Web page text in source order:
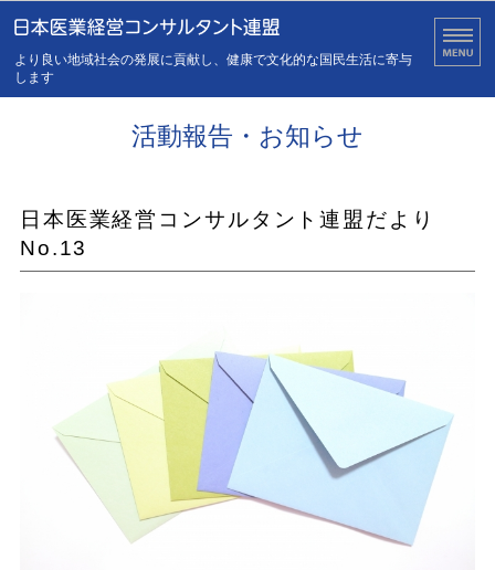
医業経営の健全化・安定
より良い地域社会の発展に貢献し、健康で文化的な国民生活に寄与
します
会員について
活動報告・お知らせ
日本医業経営コンサルタント連盟だより
No.13